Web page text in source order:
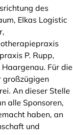
des
Elkas Logistic
P. Rupp,
Für die
großzügigen
An dieser Stelle
alle Sponsoren,
haben, an
und